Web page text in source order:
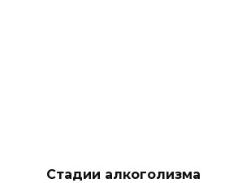
Стадии алкоголизма